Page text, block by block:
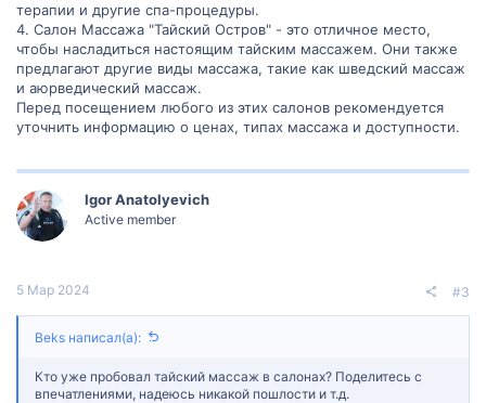
терапии и другие спа-процедуры.
4. Салон Массажа "Тайский Остров" - это отличное место,
чтобы насладиться настоящим тайским массажем. Они также
предлагают другие виды массажа, такие как шведский массаж
и аюрведический массаж.
Перед посещением любого из этих салонов рекомендуется
уточнить информацию о ценах, типах массажа и доступности.
Igor Anatolyevich
Active member
5 Мар 2024 #3
Beks написал(а):
Кто уже пробовал тайский массаж в салонах? Поделитесь с
впечатлениями, надеюсь никакой пошлости и т.д.